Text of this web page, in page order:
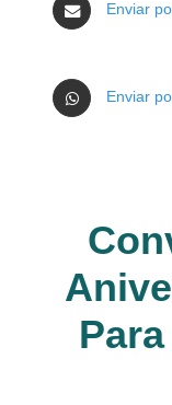
Enviar
Enviar